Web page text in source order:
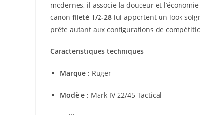
modernes, il associe la douceur et
canon fileté 1/2-28 lui apportent un look
prête autant aux configurations de
Caractéristiques techniques
Marque : Ruger
Modèle : Mark IV 22/45 Tactical